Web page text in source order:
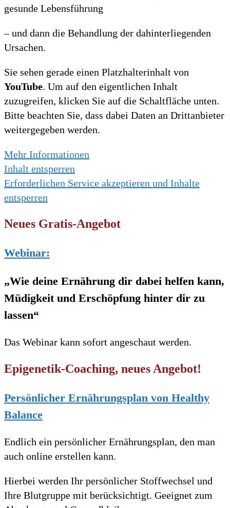
gesunde Lebensführung
– und dann die Behandlung der dahinterliegenden
Ursachen.
Sie sehen gerade einen Platzhalterinhalt von
YouTube. Um auf den eigentlichen Inhalt
zuzugreifen, klicken Sie auf die Schaltfläche unten.
Bitte beachten Sie, dass dabei Daten an Drittanbieter
weitergegeben werden.
Mehr Informationen
Inhalt entsperren
Erforderlichen Service akzeptieren und Inhalte
entsperren
Neues Gratis-Angebot
Webinar:
„Wie deine Ernährung dir dabei helfen kann,
Müdigkeit und Erschöpfung hinter dir zu
lassen“
Das Webinar kann sofort angeschaut werden.
Epigenetik-Coaching, neues Angebot!
Persönlicher Ernährungsplan von Healthy
Balance
Endlich ein persönlicher Ernährungsplan, den man
auch online erstellen kann.
Hierbei werden Ihr persönlicher Stoffwechsel und
Ihre Blutgruppe mit berücksichtigt. Geeignet zum